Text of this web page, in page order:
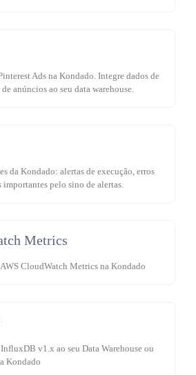
Ads na Kondado. Integre dados de
anúncios ao seu data warehouse.
da Kondado: alertas de execução, erros
pelo sino de alertas.
Metrics
CloudWatch Metrics na Kondado
v1.x ao seu Data Warehouse ou
Kondado